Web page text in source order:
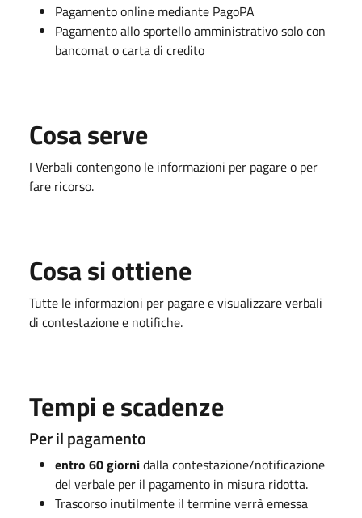
Pagamento online mediante PagoPA
Pagamento allo sportello amministrativo solo con
bancomat o carta di credito
Cosa serve
I Verbali contengono le informazioni per pagare o per
fare ricorso.
Cosa si ottiene
Tutte le informazioni per pagare e visualizzare verbali
di contestazione e notifiche.
Tempi e scadenze
Per il pagamento
entro 60 giornidalla contestazione/notificazione
del verbale per il pagamento in misura ridotta.
Trascorso inutilmente il termine verrà emessa